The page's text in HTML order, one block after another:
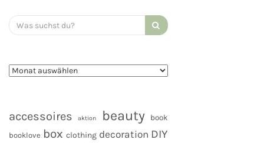
Search
for:
accessoires aktion beauty
book
booklove box clothing decoration DIY